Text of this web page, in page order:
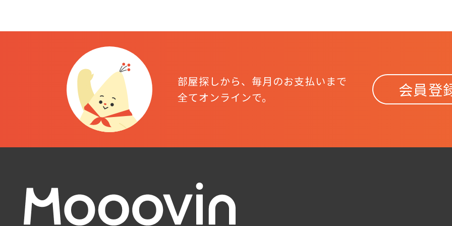
部屋探しから、毎月のお支払いまで
全てオンラインで。
会員登